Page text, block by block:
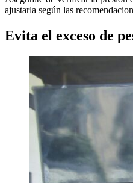
ajustarla según las
Evita el exceso de